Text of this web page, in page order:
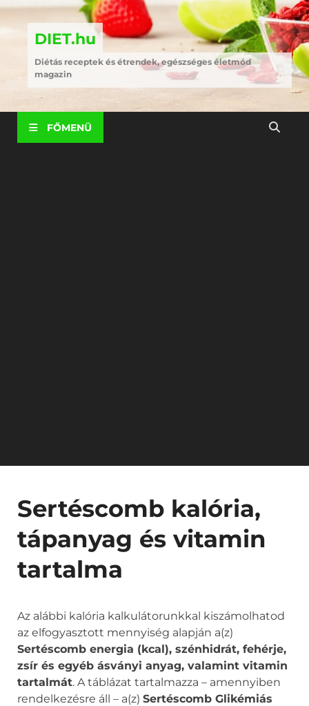
DIET.hu
Diétás receptek és étrendek, egészséges életmód
magazin
FŐMENÜ
Sertéscomb kalória,
tápanyag és vitamin
tartalma
Az alábbi kalória kalkulátorunkkal kiszámolhatod
az elfogyasztott mennyiség alapján a(z)
Sertéscomb energia (kcal), szénhidrát, fehérje,
zsír és egyéb ásványi anyag, valamint vitamin
tartalmát. A táblázat tartalmazza – amennyiben
rendelkezésre áll – a(z) Sertéscomb Glikémiás